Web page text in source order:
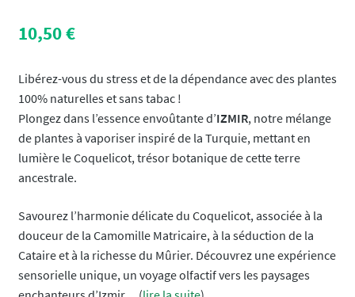
10,50€
Libérez-vous du stress et de la dépendance avec des plantes
100% naturelles et sans tabac !
Plongez dans l’essence envoûtante d’IZMIR, notre mélange
de plantes à vaporiser inspiré de la Turquie, mettant en
lumière le Coquelicot, trésor botanique de cette terre
ancestrale.
Savourez l’harmonie délicate du Coquelicot, associée à la
douceur de la Camomille Matricaire, à la séduction de la
Cataire et à la richesse du Mûrier. Découvrez une expérience
sensorielle unique, un voyage olfactif vers les paysages